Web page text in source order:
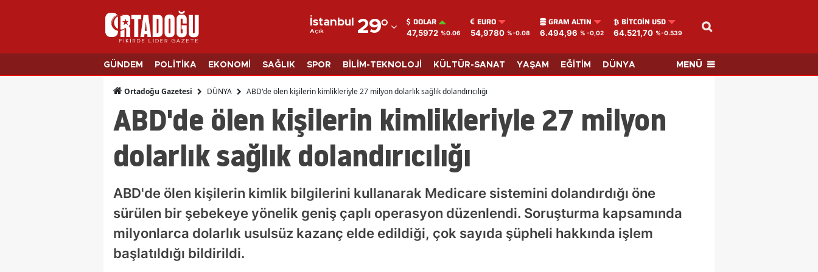
İstanbul
Açık 29°
Adana
Adıyaman
Afyonkarahisar
Ankara
Antalya
Artvin
Aydın
DOLAR
47,5972 %0.06
EURO
54,9780 %-0.08
GRAM ALTIN
6.494,96 % -0,02
BITCOIN USD
64.521,70 %-0.539
GÜNDEM POLİTİKA EKONOMİ SAĞLIK SPOR BİLİM-TEKNOLOJİ KÜLTÜR-SANAT YAŞAM EĞİTİM DÜNYA MENÜ
Ortadoğu Gazetesi DÜNYA ABD'de ölen kişilerin kimlikleriyle 27 milyon dolarlık sağlık dolandırıcılığı
ABD'de ölen kişilerin kimlikleriyle 27 milyon
dolarlık sağlık dolandırıcılığı
ABD'de ölen kişilerin kimlik bilgilerini kullanarak Medicare sistemini dolandırdığı öne
sürülen bir şebekeye yönelik geniş çaplı operasyon düzenlendi. Soruşturma kapsamında
milyonlarca dolarlık usulsüz kazanç elde edildiği, çok sayıda şüpheli hakkında işlem
başlatıldığı bildirildi.